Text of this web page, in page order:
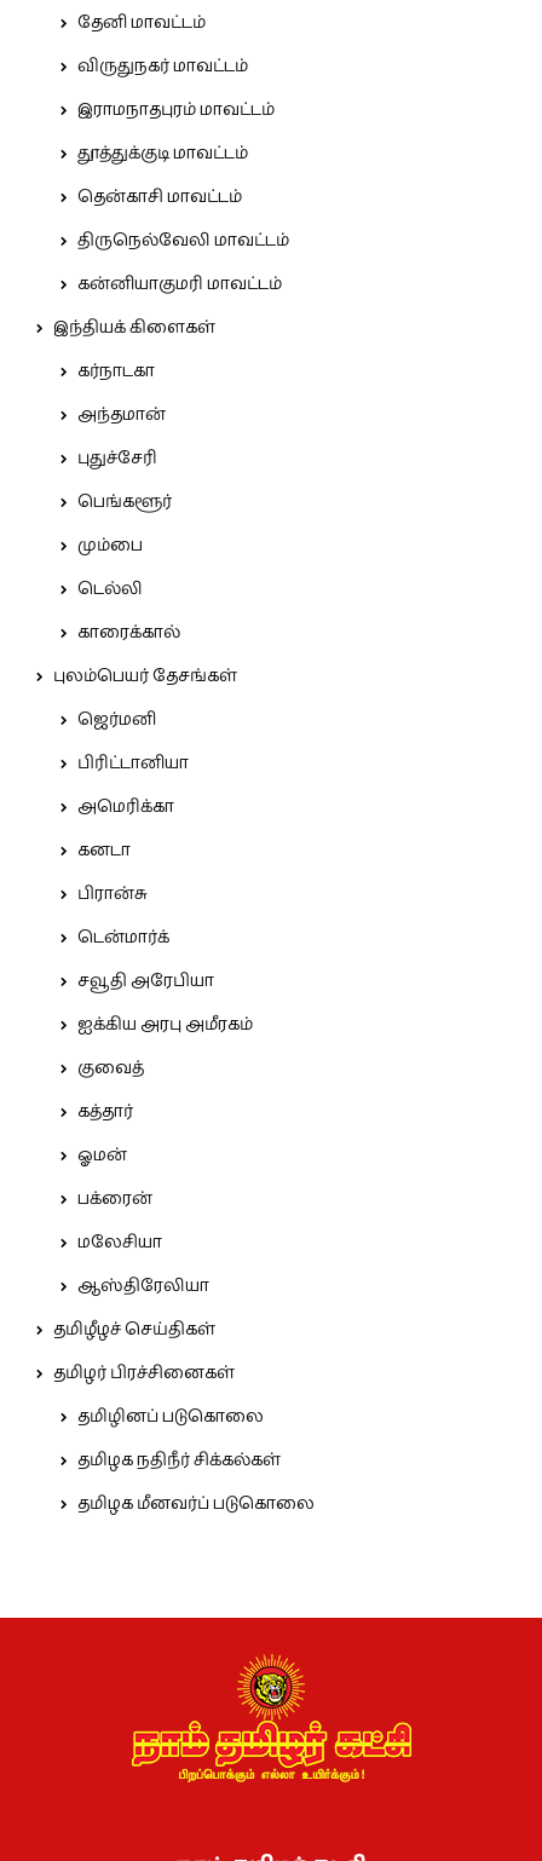
தேனி மாவட்டம்
விருதுநகர் மாவட்டம்
இராமநாதபுரம் மாவட்டம்
தூத்துக்குடி மாவட்டம்
தென்காசி மாவட்டம்
திருநெல்வேலி மாவட்டம்
கன்னியாகுமரி மாவட்டம்
இந்தியக் கிளைகள்
கர்நாடகா
அந்தமான்
புதுச்சேரி
பெங்களூர்
மும்பை
டெல்லி
காரைக்கால்
புலம்பெயர் தேசங்கள்
ஜெர்மனி
பிரிட்டானியா
அமெரிக்கா
கனடா
பிரான்சு
டென்மார்க்
சவூதி அரேபியா
ஐக்கிய அரபு அமீரகம்
குவைத்
கத்தார்
ஓமன்
பக்ரைன்
மலேசியா
ஆஸ்திரேலியா
தமிழீழச் செய்திகள்
தமிழர் பிரச்சினைகள்
தமிழினப் படுகொலை
தமிழக நதிநீர் சிக்கல்கள்
தமிழக மீனவர்ப் படுகொலை